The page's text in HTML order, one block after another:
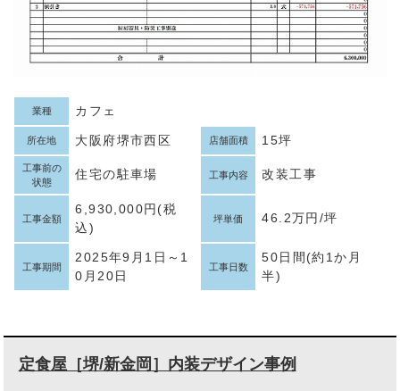
業種 カフェ
所在地 大阪府堺市西区 店舗面積 15坪
工事前の
状態
住宅の駐車場 工事内容 改装工事
工事金額
6,930,000円(税
込)
坪単価 46.2万円/坪
工事期間
2025年9月1日～1
0月20日
工事日数
50日間(約1か月
半)
定食屋［堺/新金岡］内装デザイン事例